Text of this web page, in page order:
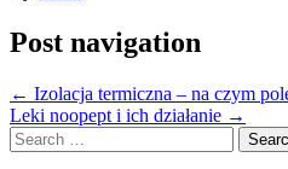
Post navigation
← Izolacja termiczna – na czym
Leki noopept i ich działanie →
Search
for: